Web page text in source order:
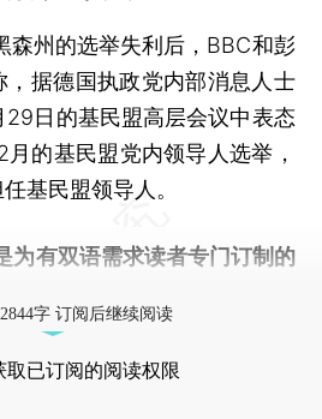
州的选举失利后，BBC和彭
，据德国执政党内部消息人士
29日的基民盟高层会议中表态
的基民盟党内领导人选举，
基民盟领导人。
为有双语需求读者专门订制的
字 订阅后继续阅读
取已订阅的阅读权限